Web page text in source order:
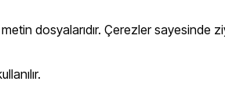
dosyalarıdır. Çerezler sayesinde